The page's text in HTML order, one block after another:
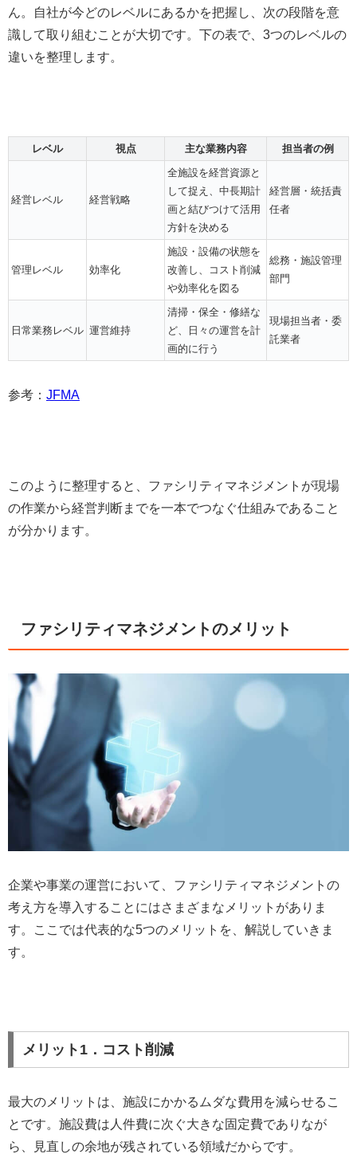
ん。自社が今どのレベルにあるかを把握し、次の段階を意
識して取り組むことが大切です。下の表で、3つのレベルの
違いを整理します。
レベル 視点 主な業務内容 担当者の例
経営レベル 経営戦略
全施設を経営資源と
して捉え、中長期計
画と結びつけて活用
方針を決める
経営層・統括責
任者
管理レベル 効率化
施設・設備の状態を
改善し、コスト削減
や効率化を図る
総務・施設管理
部門
日常業務レベル 運営維持
清掃・保全・修繕な
ど、日々の運営を計
画的に行う
現場担当者・委
託業者
参考： JFMA
このように整理すると、ファシリティマネジメントが現場
の作業から経営判断までを一本でつなぐ仕組みであること
が分かります。
ファシリティマネジメントのメリット
企業や事業の運営において、ファシリティマネジメントの
考え方を導入することにはさまざまなメリットがありま
す。ここでは代表的な5つのメリットを、解説していきま
す。
メリット1．コスト削減
最大のメリットは、施設にかかるムダな費用を減らせるこ
とです。施設費は人件費に次ぐ大きな固定費でありなが
ら、見直しの余地が残されている領域だからです。